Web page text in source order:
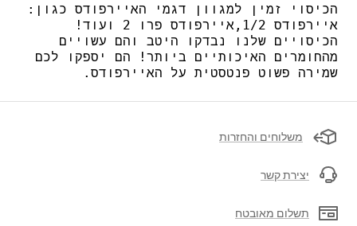
הכיסוי זמין למגוון דגמי האיירפודס כגון:
איירפודס 1/2,איירפודס פרו 2 ועוד!
הכיסויים שלנו נבדקו היטב והם עשויים
מהחומרים האיכותיים ביותר! הם יספקו לכם
שמירה פשוט פנטסטית על האיירפודס.
משלוחים והחזרות
יצירת קשר
תשלום מאובטח